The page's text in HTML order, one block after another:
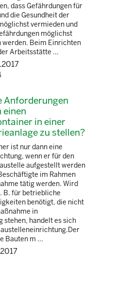
dass Gefährdungen für
die Gesundheit der
vermieden und
möglichst
werden. Beim Einrichten
Arbeitsstätte ...
Anforderungen
einen
in einer
zu stellen?
ist nur dann eine
wenn er für den
aufgestellt werden
im Rahmen
tätig werden. Wird
B. für betriebliche
benötigt, die nicht
in
stehen, handelt es sich
Bauten m ...